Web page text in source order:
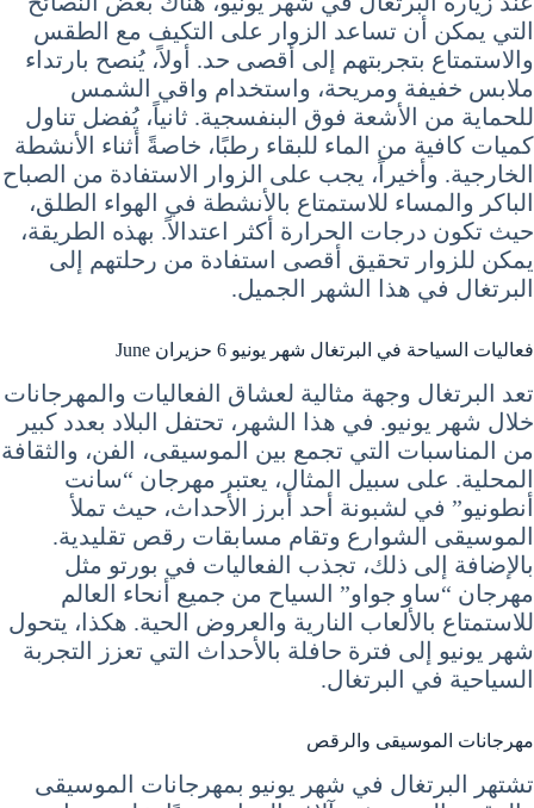
التي يمكن أن تساعد الزوار على التكيف مع الطقس
والاستمتاع بتجربتهم إلى أقصى حد. أولاً، يُنصح بارتداء
ملابس خفيفة ومريحة، واستخدام واقي الشمس
للحماية من الأشعة فوق البنفسجية. ثانياً، يُفضل تناول
كميات كافية من الماء للبقاء رطبًا، خاصةً أثناء الأنشطة
الخارجية. وأخيراً، يجب على الزوار الاستفادة من الصباح
الباكر والمساء للاستمتاع بالأنشطة في الهواء الطلق،
حيث تكون درجات الحرارة أكثر اعتدالاً. بهذه الطريقة،
يمكن للزوار تحقيق أقصى استفادة من رحلتهم إلى
البرتغال في هذا الشهر الجميل.
فعاليات السياحة في البرتغال شهر يونيو 6 حزيران June
تعد البرتغال وجهة مثالية لعشاق الفعاليات والمهرجانات
خلال شهر يونيو. في هذا الشهر، تحتفل البلاد بعدد كبير
من المناسبات التي تجمع بين الموسيقى، الفن، والثقافة
المحلية. على سبيل المثال، يعتبر مهرجان “سانت
أنطونيو” في لشبونة أحد أبرز الأحداث، حيث تملأ
الموسيقى الشوارع وتقام مسابقات رقص تقليدية.
بالإضافة إلى ذلك، تجذب الفعاليات في بورتو مثل
مهرجان “ساو جواو” السياح من جميع أنحاء العالم
للاستمتاع بالألعاب النارية والعروض الحية. هكذا، يتحول
شهر يونيو إلى فترة حافلة بالأحداث التي تعزز التجربة
السياحية في البرتغال.
مهرجانات الموسيقى والرقص
تشتهر البرتغال في شهر يونيو بمهرجانات الموسيقى